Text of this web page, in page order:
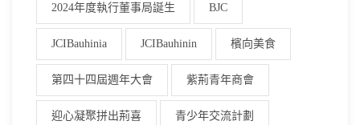
2024年度執行董事局誕生 BJC
JCIBauhinia JCIBauhinin 檳向美食
第四十四屆週年大會 紫荊青年商會
迎心凝聚拼出荊喜 青少年交流計劃